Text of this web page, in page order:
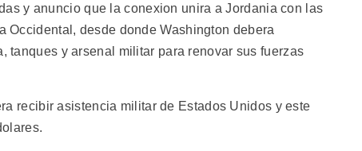
y anuncio que la conexion unira a Jordania con las
Occidental, desde donde Washington debera
tanques y arsenal militar para renovar sus fuerzas
recibir asistencia militar de Estados Unidos y este